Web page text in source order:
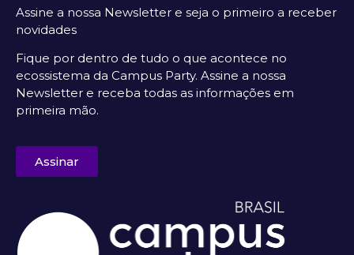
Assine a nossa Newsletter e seja o primeiro a receber
novidades
Fique por dentro de tudo o que acontece no
ecossistema da Campus Party. Assine a nossa
Newsletter e receba todas as informações em
primeira mão.
Assinar